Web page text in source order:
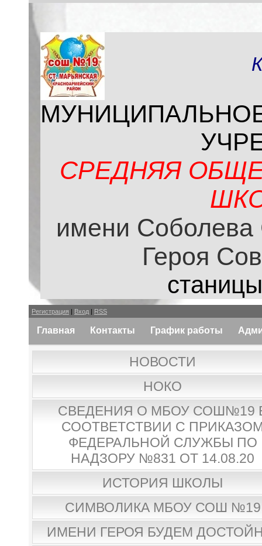
СРЕДНЯЯ
имени Соболева
Героя
Регистрация | Вход | RSS
Главная Контакты График работы
НОВОСТИ
НОКО
СВЕДЕНИЯ О МБОУ СОШ№19
СООТВЕТСТВИИ С
ФЕДЕРАЛЬНОЙ СЛУЖБЫ ПО
НАДЗОРУ №831 ОТ 14.08.20
ИСТОРИЯ ШКОЛЫ
СИМВОЛИКА МБОУ СОШ №19
ИМЕНИ ГЕРОЯ БУДЕМ